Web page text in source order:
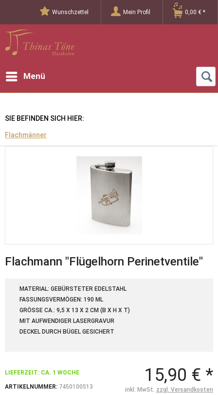
Wunschzettel Mein Profil 0,00 € *
Menü
SIE BEFINDEN SICH HIER:
Flachmänner
Flachmann "Flügelhorn Perinetventile"
MATERIAL: GEBÜRSTETER EDELSTAHL
FASSUNGSVERMÖGEN: 190 ML
GRÖSSE CA.: 9,5 X 13 X 2 CM (B X H X T)
MIT AUFWENDIGER LASERGRAVUR
DECKEL DURCH BÜGEL GESICHERT
LIEFERZEIT: CA. 1 WOCHE
ARTIKELNUMMER: 7450100513
15,90 € *
inkl. MwSt. zzgl. Versandkosten